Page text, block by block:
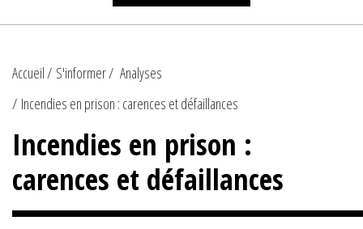
Accueil S'informer
Analyses
Incendies en prison : carences et défaillances
Incendies en prison :
carences et défaillances